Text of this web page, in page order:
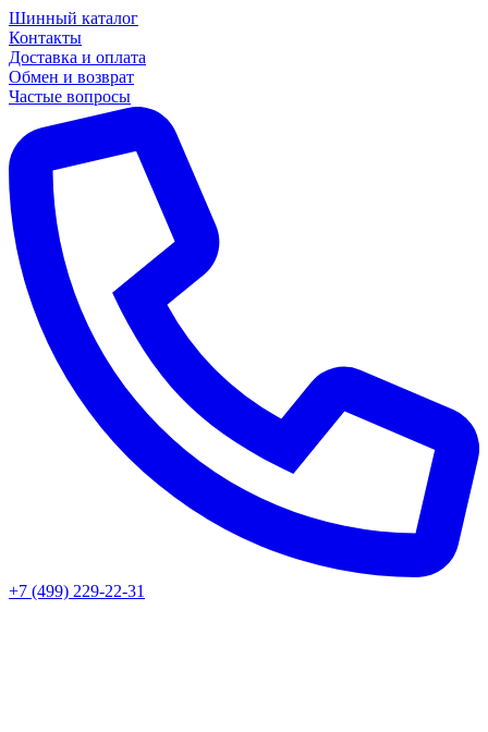
Шинный каталог
Контакты
Доставка и оплата
Обмен и возврат
Частые вопросы
+7 (499) 229-22-31